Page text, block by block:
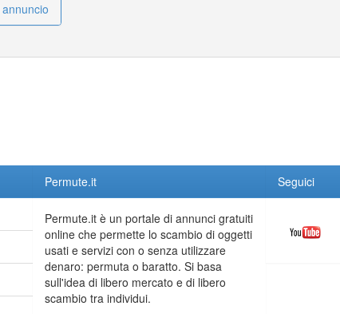
annuncio
Permute.it
Permute.it è un portale di annunci gratuiti
online che permette lo scambio di oggetti
usati e servizi con o senza utilizzare
denaro: permuta o baratto. Si basa
sull'idea di libero mercato e di libero
scambio tra individui.
Seguici